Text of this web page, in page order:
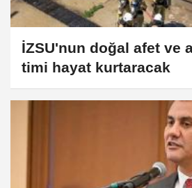
İZSU'nun doğal afet ve
timi hayat kurtaracak